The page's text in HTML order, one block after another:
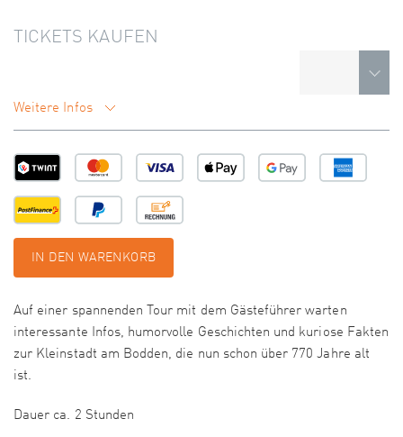
TICKETS KAUFEN
Weitere Infos
IN DEN WARENKORB
Auf einer spannenden Tour mit dem Gästeführer warten
interessante Infos, humorvolle Geschichten und kuriose Fakten
zur Kleinstadt am Bodden, die nun schon über 770 Jahre alt
ist.
Dauer ca. 2 Stunden